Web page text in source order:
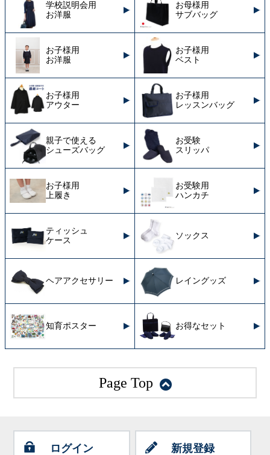
学校説明会用
お洋服
お母様用
サブバッグ
お子様用
お洋服
お子様用
ベスト
お子様用
アウター
お子様用
レッスンバッグ
親子で使える
シューズバッグ
お受験
スリッパ
お子様用
上履き
お受験用
ハンカチ
ティッシュ
ケース
ソックス
ヘアアクセサリー レイングッズ
知育ポスター お得なセット
Page Top
ログイン 新規登録